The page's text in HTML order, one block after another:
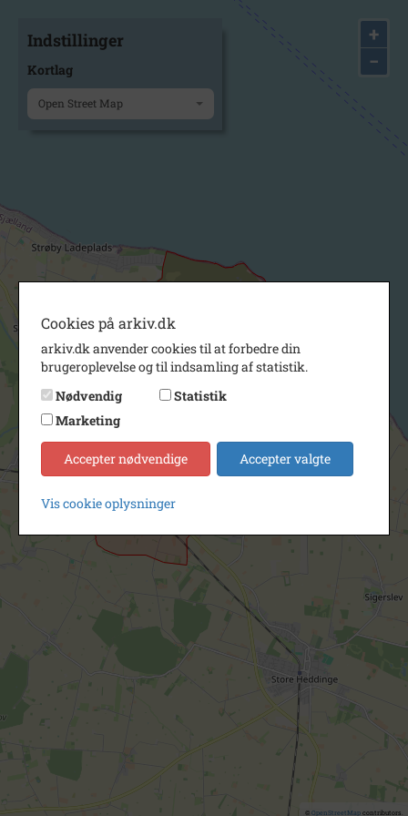
+
−
© OpenStreetMapcontributors.
Indstillinger
Kortlag
Open Street Map
Cookies på arkiv.dk
arkiv.dk anvender cookies til at forbedre din
brugeroplevelse og til indsamling af statistik.
Nødvendig
Statistik
Marketing
Accepter nødvendige Accepter valgte
Vis cookie oplysninger